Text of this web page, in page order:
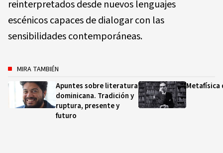
reinterpretados desde nuevos lenguajes
escénicos capaces de dialogar con las
sensibilidades contemporáneas.
MIRA TAMBIÉN
Apuntes sobre literatura
dominicana. Tradición y
ruptura, presente y
futuro
Metafísica